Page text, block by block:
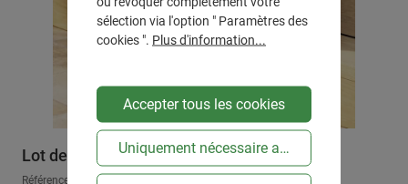
Lot de 3 jardinières "Green"
Référence : 570006
sélection via l'option " Paramètres des
cookies ". Plus d'information...
Accepter tous les cookies
Uniquement nécessaire au niveau technique